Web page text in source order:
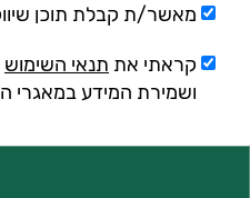
מאשר/ת קבלת תוכן
קראתי את תנאי השימוש
ושמירת המידע במאגרי